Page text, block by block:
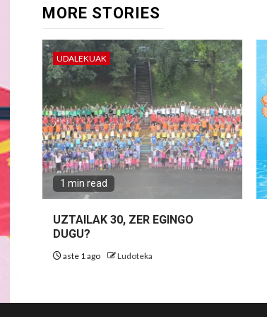
MORE STORIES
UDALEKUAK
1 min read
UZTAILAK 30, ZER EGINGO
DUGU?
aste 1 ago Ludoteka